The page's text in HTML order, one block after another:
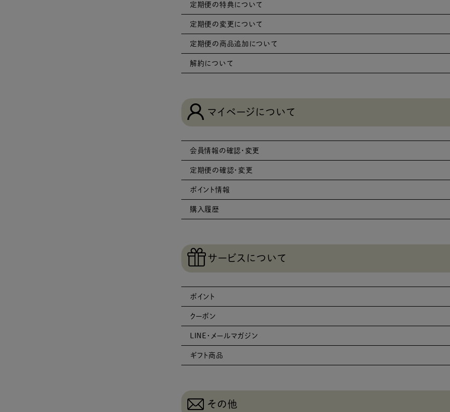
定期便の特典について
定期便の変更について
定期便の商品追加について
解約について
マイページについて
会員情報の確認・変更
定期便の確認・変更
ポイント情報
購入履歴
サービスについて
ポイント
クーポン
LINE・メールマガジン
ギフト商品
その他